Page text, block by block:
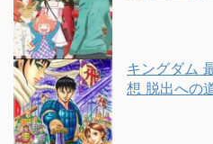
キングダム
想 脱出への